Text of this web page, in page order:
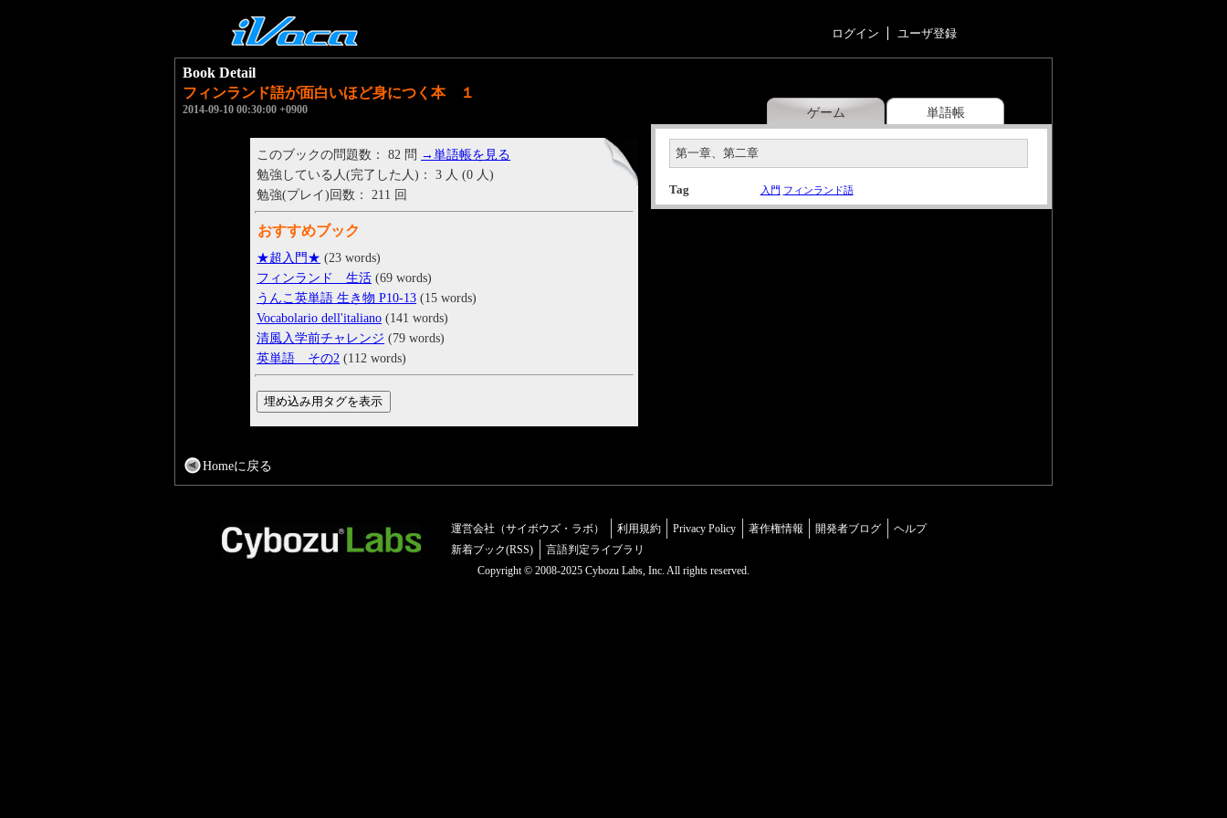
ログイン ユーザ登録
ゲーム 単語帳
Book Detail
フィンランド語が面白いほど身につく本 １
2014-09-10 00:30:00 +0900
第一章、第二章
Tag 入門 フィンランド語
このブックの問題数： 82 問 →単語帳を見る
勉強している人(完了した人)： 3 人 (0 人)
勉強(プレイ)回数： 211 回
おすすめブック
★超入門★ (23 words)
フィンランド 生活 (69 words)
うんこ英単語 生き物 P10-13 (15 words)
Vocabolario dell'italiano (141 words)
清風入学前チャレンジ (79 words)
英単語 その2 (112 words)
Homeに戻る
運営会社（サイボウズ・ラボ） 利用規約 Privacy Policy 著作権情報 開発者ブログ
ヘルプ
新着ブック(RSS)
言語判定ライブラリ
Copyright © 2008-2025 Cybozu Labs, Inc. All rights reserved.